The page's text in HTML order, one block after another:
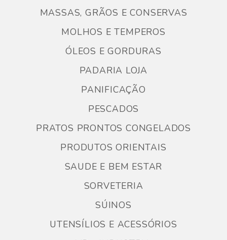
MASSAS, GRÃOS E CONSERVAS
MOLHOS E TEMPEROS
ÓLEOS E GORDURAS
PADARIA LOJA
PANIFICAÇÃO
PESCADOS
PRATOS PRONTOS CONGELADOS
PRODUTOS ORIENTAIS
SAUDE E BEM ESTAR
SORVETERIA
SÚINOS
UTENSÍLIOS E ACESSÓRIOS